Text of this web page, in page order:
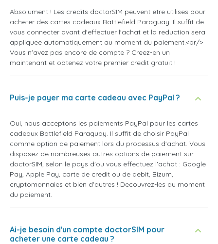
Absolument ! Les credits doctorSIM peuvent etre utilises pour
acheter des cartes cadeaux Battlefield Paraguay. Il suffit de
vous connecter avant d'effectuer l'achat et la reduction sera
appliquee automatiquement au moment du paiement.<br/>
Vous n'avez pas encore de compte ? Creez-en un
maintenant et obtenez votre premier credit gratuit !
Puis-je payer ma carte cadeau avec PayPal ?
Oui, nous acceptons les paiements PayPal pour les cartes
cadeaux Battlefield Paraguay. Il suffit de choisir PayPal
comme option de paiement lors du processus d'achat. Vous
disposez de nombreuses autres options de paiement sur
doctorSIM, selon le pays d'ou vous effectuez l'achat : Google
Pay, Apple Pay, carte de credit ou de debit, Bizum,
cryptomonnaies et bien d'autres ! Decouvrez-les au moment
du paiement.
Ai-je besoin d'un compte doctorSIM pour
acheter une carte cadeau ?